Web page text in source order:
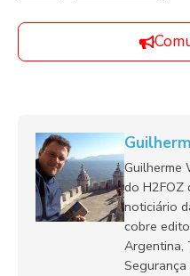
Guilherme
do H2FOZ
noticiário
cobre
Argentina,
Segurança